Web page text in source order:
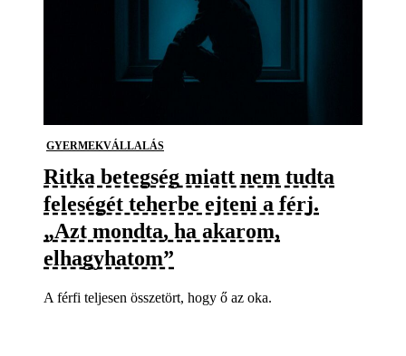
GYERMEKVÁLLALÁS
Ritka betegség miatt nem tudta
feleségét teherbe ejteni a férj.
„Azt mondta, ha akarom,
elhagyhatom”
A férfi teljesen összetört, hogy ő az oka.